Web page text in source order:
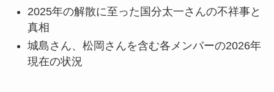
2025年の解散に至った国分太一さんの不祥事と
真相
城島さん、松岡さんを含む各メンバーの2026年
現在の状況